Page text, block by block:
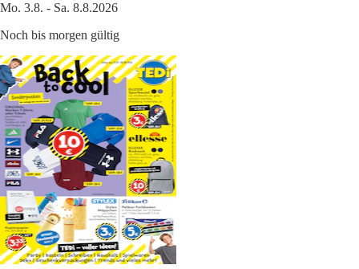
Mo. 3.8. - Sa. 8.8.2026
Noch bis morgen gültig